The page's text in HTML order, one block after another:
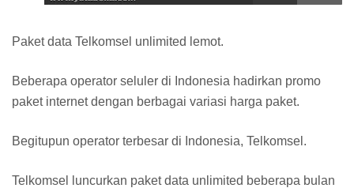
Paket data Telkomsel unlimited lemot.
Beberapa operator seluler di Indonesia hadirkan promo
paket internet dengan berbagai variasi harga paket.
Begitupun operator terbesar di Indonesia, Telkomsel.
Telkomsel luncurkan paket data unlimited beberapa bulan